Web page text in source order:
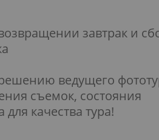
завтрак и
ведущего
съемок, состояния
качества тура!